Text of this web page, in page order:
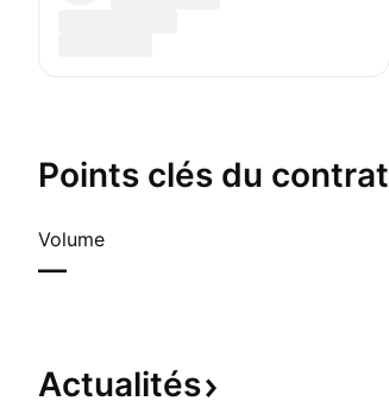
Points clés du contrat
Volume
—
Actualités